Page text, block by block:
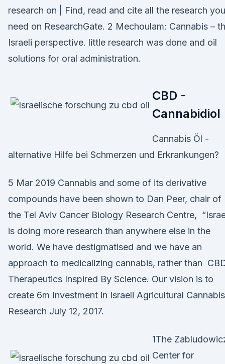
research on | Find, read and cite all the research you
need on ResearchGate. 2 Mechoulam: Cannabis –
Israeli perspective. little research was done and oil
solutions for oral administration.
CBD -
Cannabidiol
Cannabis Öl -
alternative Hilfe bei Schmerzen und Erkrankungen?
5 Mar 2019 Cannabis and some of its derivative
compounds have been shown to Dan Peer, chair of
the Tel Aviv Cancer Biology Research Centre,
is doing more research than anywhere else in the
world. We have destigmatised and we have an
approach to medicalizing cannabis, rather than
Therapeutics Inspired By Science. Our vision is to
create 6m Investment in Israeli Agricultural Cannabis
Research July 12, 2017.
1The
Center for